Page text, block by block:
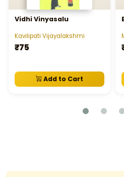
Vidhi Vinyasalu
Kavilipati Vijayalakshmi
₹75
Add to Cart